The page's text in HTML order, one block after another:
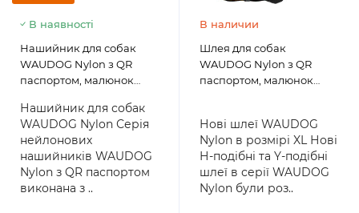
В наявності
Нашийник для собак
WAUDOG Nylon з QR
паспортом, малюнок
фастекс з площадкою для
гравіювання
Нашийник для собак
WAUDOG Nylon Серія
нейлонових
нашийників WAUDOG
Nylon з QR паспортом
виконана з ..
В наличии
Шлея для собак
WAUDOG Nylon з QR
паспортом, малюнок
Нові шлеї WAUDOG
Nylon в розмірі XL Нові
Н-подібні та Y-подібні
шлеї в серії WAUDOG
Nylon були роз..